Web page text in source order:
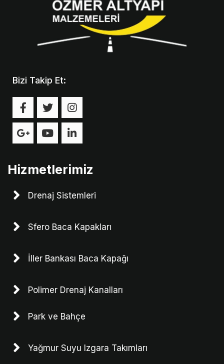
Bizi Takip Et:
Hizmetlerimiz
Drenaj Sistemleri
Sfero Baca Kapakları
İller Bankası Baca Kapağı
Polimer Drenaj Kanalları
Park ve Bahçe
Yağmur Suyu Izgara Takımları